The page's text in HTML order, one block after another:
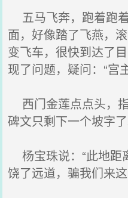
五马飞奔，跑着跑
面，好像踏了飞燕，
变飞车，很快到达了
现了问题，疑问：“宫
西门金莲点点头，
碑文只剩下一个坡字了
杨宝珠说：“此地距
饶了远道，骗我们来